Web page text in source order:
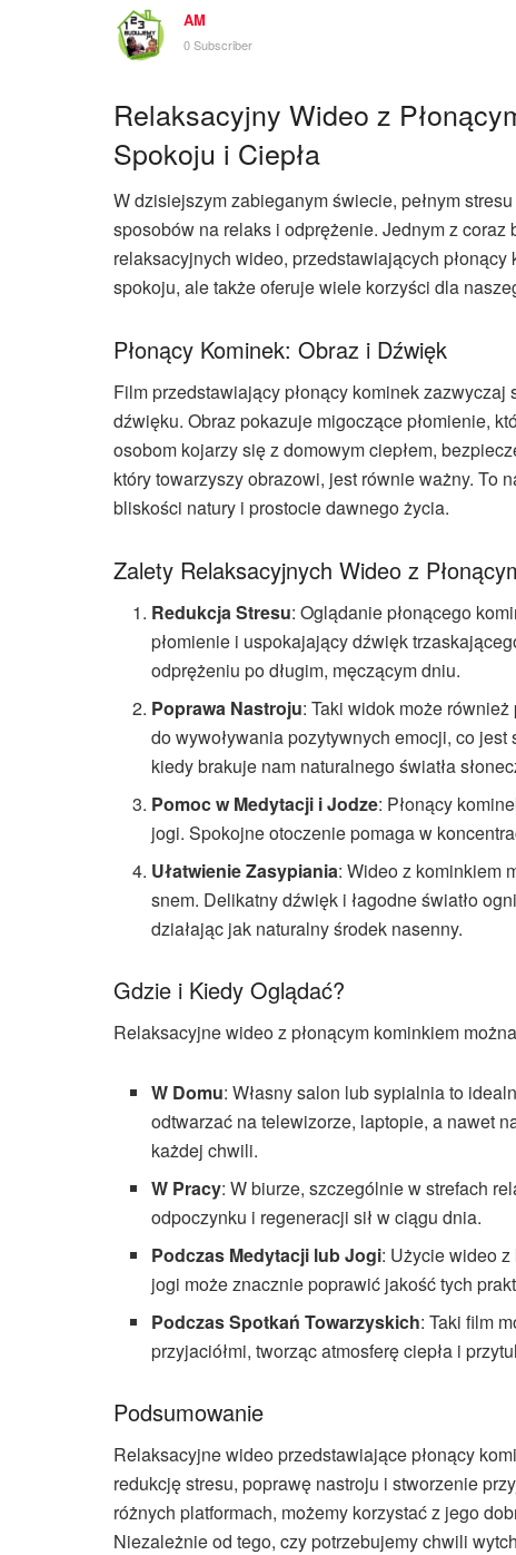
AM
0 Subscriber
Relaksacyjny Wideo z
Spokoju i Ciepła
W dzisiejszym zabieganym świecie, pełnym
sposobów na relaks i odprężenie. Jednym z
relaksacyjnych wideo, przedstawiających
spokoju, ale także oferuje wiele korzyści dla
Płonący Kominek: Obraz i Dźwięk
Film przedstawiający płonący kominek
dźwięku. Obraz pokazuje migoczące płomienie,
osobom kojarzy się z domowym ciepłem,
który towarzyszy obrazowi, jest równie ważny. To
bliskości natury i prostocie dawnego życia.
Zalety Relaksacyjnych Wideo z
Redukcja Stresu: Oglądanie płonącego
płomienie i uspokajający dźwięk
odprężeniu po długim, męczącym dniu.
Poprawa Nastroju: Taki widok może
do wywoływania pozytywnych emocji, co
kiedy brakuje nam naturalnego światła
Pomoc w Medytacji i Jodze: Płonący
jogi. Spokojne otoczenie pomaga w
Ułatwienie Zasypiania: Wideo z kominkiem
snem. Delikatny dźwięk i łagodne światło
działając jak naturalny środek nasenny.
Gdzie i Kiedy Oglądać?
Relaksacyjne wideo z płonącym kominkiem
W Domu: Własny salon lub sypialnia to
odtwarzać na telewizorze, laptopie, a nawet
każdej chwili.
W Pracy: W biurze, szczególnie w strefach
odpoczynku i regeneracji sił w ciągu dnia.
Podczas Medytacji lub Jogi: Użycie wideo
jogi może znacznie poprawić jakość tych
Podczas Spotkań Towarzyskich: Taki film
przyjaciółmi, tworząc atmosferę ciepła i
Podsumowanie
Relaksacyjne wideo przedstawiające płonący
redukcję stresu, poprawę nastroju i stworzenie
różnych platformach, możemy korzystać z jego
Niezależnie od tego, czy potrzebujemy chwili